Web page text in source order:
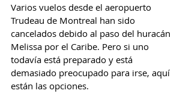
Varios vuelos desde el aeropuerto
Trudeau de Montreal han sido
cancelados debido al paso del huracán
Melissa por el Caribe. Pero si uno
todavía está preparado y está
demasiado preocupado para irse, aquí
están las opciones.